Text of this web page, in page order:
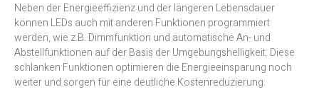
Neben der Energieeffizienz und der längeren Lebensdauer
können LEDs auch mit anderen Funktionen programmiert
werden, wie z.B. Dimmfunktion und automatische An- und
Abstellfunktionen auf der Basis der Umgebungshelligkeit. Diese
schlanken Funktionen optimieren die Energieeinsparung noch
weiter und sorgen für eine deutliche Kostenreduzierung.